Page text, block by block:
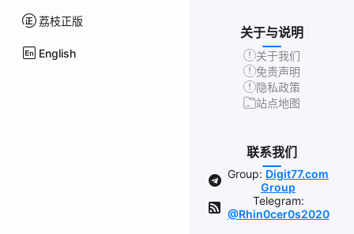
荔枝正版
English
关于与说明
关于我们
免责声明
隐私政策
站点地图
联系我们
Group: Digit77.com
Group
Telegram:
@Rhin0cer0s2020